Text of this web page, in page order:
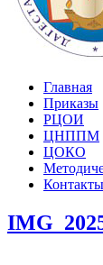
Главная
Приказы
РЦОИ
ЦНППМ
ЦОКО
Контакты